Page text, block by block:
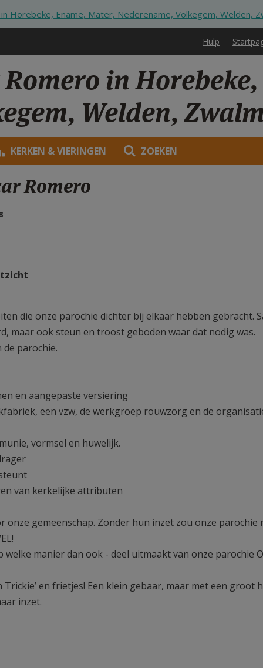
Horebeke, Ename, Mater, Nederename, Volkegem, Welden,
Hulp
in
Welden,
KERKEN & VIERINGEN ZOEKEN
Romero
die onze parochie dichter bij elkaar hebben gebracht.
maar ook steun en troost geboden waar dat nodig was.
parochie.
en aangepaste versiering
een vzw, de werkgroep rouwzorg en de
vormsel en huwelijk.
van kerkelijke attributen
onze gemeenschap. Zonder hun inzet zou onze parochie
welke manier dan ook - deel uitmaakt van onze parochie
en frietjes! Een klein gebaar, maar met een groot
inzet.